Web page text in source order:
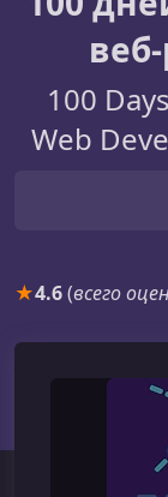
100
Web
★4.6(всего